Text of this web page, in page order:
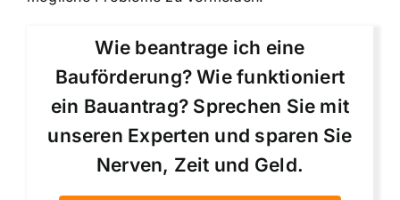
Wie beantrage ich eine
Bauförderung? Wie funktioniert
ein Bauantrag? Sprechen Sie mit
unseren Experten und sparen Sie
Nerven, Zeit und Geld.